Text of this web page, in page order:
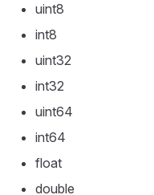
uint8
int8
uint32
int32
uint64
int64
float
double